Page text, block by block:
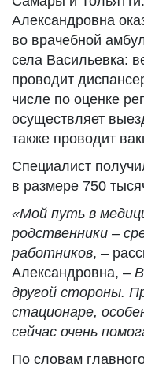
Александровна
во врачебной
села Васильевка:
проводит
числе по оценке
осуществляет
также проводит
Специалист
в размере 750
«Мой путь в
родственники –
работников, –
Александровна, –
другой стороны.
стационаре,
сейчас очень
По словам